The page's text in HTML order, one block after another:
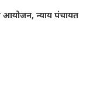
आयोजन, न्याय पंचायत